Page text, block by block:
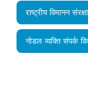
राष्‍ट्रीय विमानन
नोडल व्यक्ति संपर्क